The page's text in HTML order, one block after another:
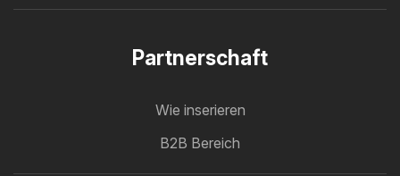
Partnerschaft
Wie inserieren
B2B Bereich